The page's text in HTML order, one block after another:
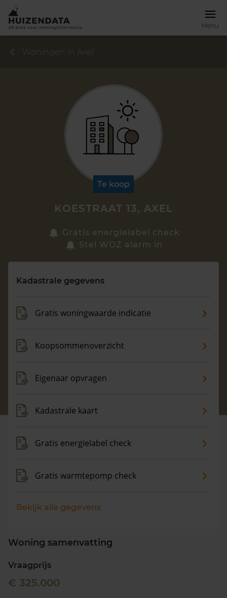
Menu
Zoek een woning
Maandag t/m vrijdag - 08:00 -18:00
Woningen in Axel
Te koop
KOESTRAAT 13, AXEL
Gratis energielabel check
Stel WOZ alarm in
Kadastrale gegevens
Gratis woningwaarde indicatie
Koopsommenoverzicht
Eigenaar opvragen
Kadastrale kaart
Gratis energielabel check
Gratis warmtepomp check
Bekijk alle gegevens
Woning samenvatting
Vraagprijs
€ 325.000